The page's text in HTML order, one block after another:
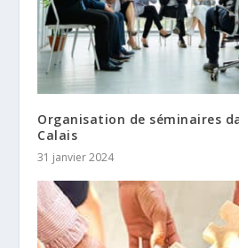
Organisation de séminaires
Calais
31 janvier 2024